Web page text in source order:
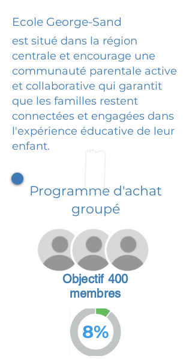
Ecole George-Sand
est situé dans la région
centrale et encourage une
communauté parentale active
et collaborative qui garantit
que les familles restent
connectées et engagées dans
l'expérience éducative de leur
enfant.
Programme d'achat
groupé
Objectif 400
membres
8%